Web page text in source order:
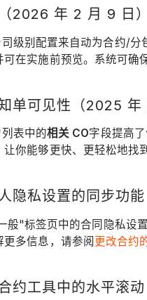
2026 年 2 月 9 日）
级别配置来自动为合约/
在实施前预览。系统可确
单可见性（2025 年
表中的相关 CO字段提高了
你能够更快、更轻松地找
隐私设置的同步功
般"标签页中的合同隐私设
多信息，请参阅 更改合约
约工具中的水平滚